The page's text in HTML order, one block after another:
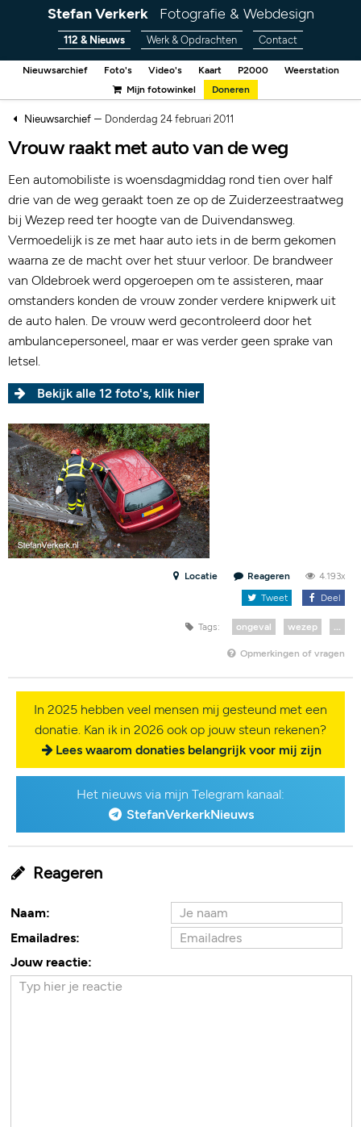
Stefan Verkerk Fotografie & Webdesign
112 & Nieuws Werk & Opdrachten Contact
Nieuwsarchief Foto's Video's Kaart P2000
Weerstation
Mijn fotowinkel
Doneren
Nieuwsarchief– Donderdag 24 februari 2011
Vrouw raakt met auto van de weg
Een automobiliste is woensdagmiddag rond tien over half
drie van de weg geraakt toen ze op de Zuiderzeestraatweg
bij Wezep reed ter hoogte van de Duivendansweg.
Vermoedelijk is ze met haar auto iets in de berm gekomen
waarna ze de macht over het stuur verloor. De brandweer
van Oldebroek werd opgeroepen om te assisteren, maar
omstanders konden de vrouw zonder verdere knipwerk uit
de auto halen. De vrouw werd gecontroleerd door het
ambulancepersoneel, maar er was verder geen sprake van
letsel.
Bekijk alle 12 foto's, klik hier
Locatie Reageren
4.193x
Tweet
Deel
Tags: ongeval wezep ...
Opmerkingen of vragen
In 2025 hebben veel mensen mij gesteund met een
donatie. Kan ik in 2026 ook op jouw steun rekenen?
Lees waarom donaties belangrijk voor mij zijn
Het nieuws via mijn Telegram kanaal:
StefanVerkerkNieuws
Reageren
Naam:
Emailadres:
Jouw reactie: